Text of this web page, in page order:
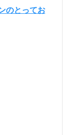
のとってお